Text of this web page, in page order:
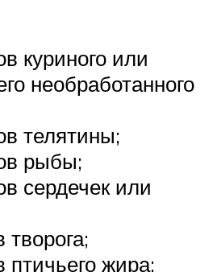
куриного или
необработанного
телятины;
рыбы;
сердечек или
птичьего жира;